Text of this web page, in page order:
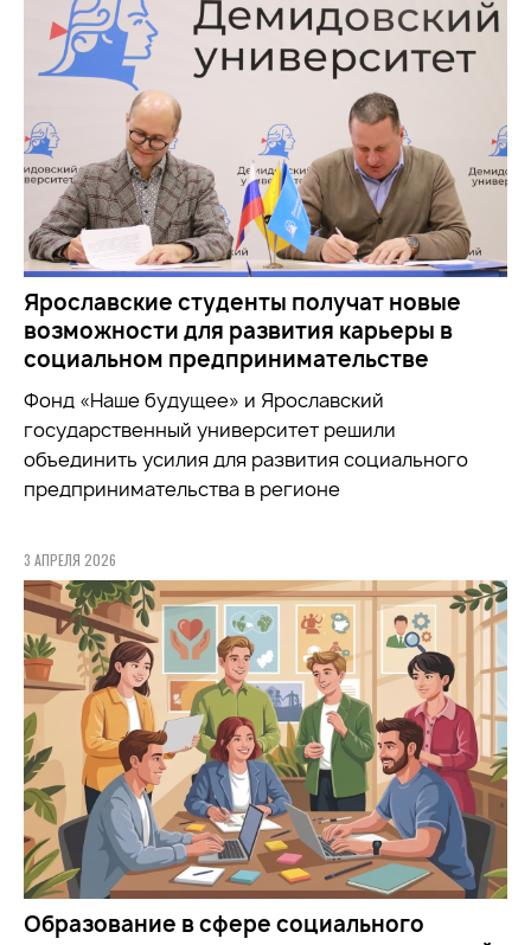
Ярославские студенты получат новые
возможности для развития карьеры в
социальном предпринимательстве
Фонд «Наше будущее» и Ярославский
государственный университет решили
объединить усилия для развития социального
предпринимательства в регионе
3 АПРЕЛЯ 2026
Образование в сфере социального